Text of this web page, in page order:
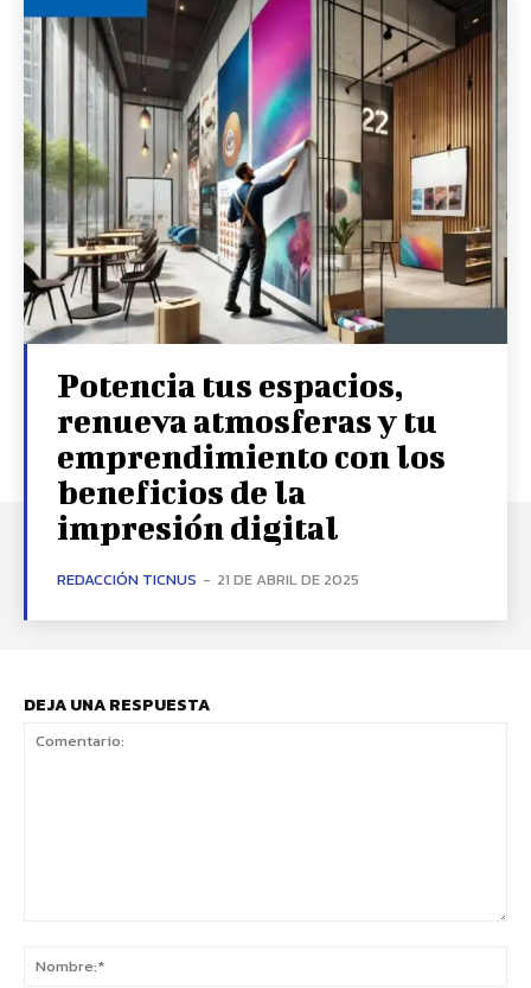
Potencia tus espacios,
renueva atmosferas y tu
emprendimiento con los
beneficios de la
impresión digital
REDACCIÓN TICNUS - 21 DE ABRIL DE 2025
DEJA UNA RESPUESTA